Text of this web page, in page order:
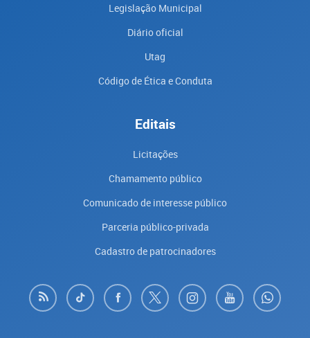
Legislação Municipal
Diário oficial
Utag
Código de Ética e Conduta
Editais
Licitações
Chamamento público
Comunicado de interesse público
Parceria público-privada
Cadastro de patrocinadores